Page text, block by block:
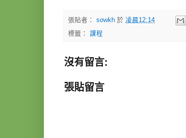
張貼者： sowkh 於 凌晨12:14
標籤： 課程
沒有留言:
張貼留言